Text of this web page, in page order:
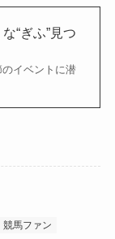
“ぎふ”見つ
イベントに潜
競馬ファン